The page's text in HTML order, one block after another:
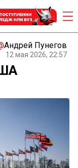
Андрей Пунегов
12 мая 2026, 22:57